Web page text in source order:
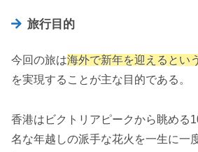
旅行目的
今回の旅は海外で新年を迎えるとい
を実現することが主な目的である。
香港はビクトリアピークから眺める
名な年越しの派手な花火を一生に一